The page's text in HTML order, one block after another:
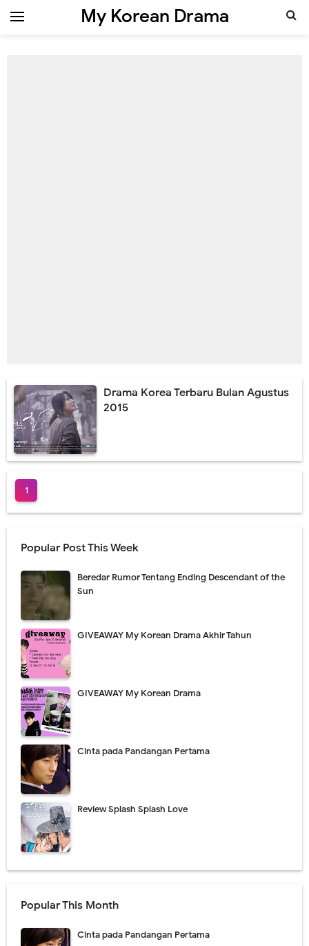
My Korean Drama
Drama Korea Terbaru Bulan Agustus
2015
1
Popular Post This Week
Beredar Rumor Tentang Ending Descendant of the
Sun
GIVEAWAY My Korean Drama Akhir Tahun
GIVEAWAY My Korean Drama
Cinta pada Pandangan Pertama
Review Splash Splash Love
Popular This Month
Cinta pada Pandangan Pertama